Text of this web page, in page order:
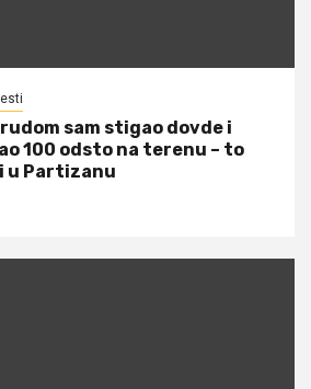
sam stigao dovde i
100 odsto na terenu – to
u Partizanu